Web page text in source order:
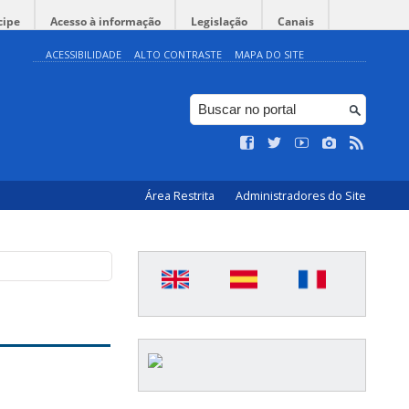
Acesso à informação Legislação Canais
ACESSIBILIDADE ALTO CONTRASTE MAPA DO SITE
Área Restrita Administradores do Site